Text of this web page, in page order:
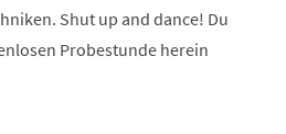
Shut up and dance! Du
Probestunde herein